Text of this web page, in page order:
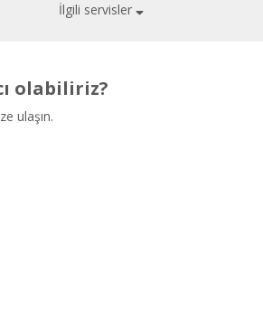
İlgili servisler
olabiliriz?
ulaşın.